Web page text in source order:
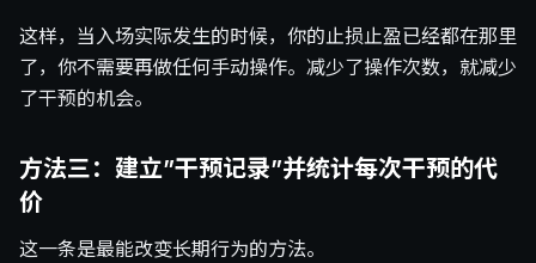
这样，当入场实际发生的时候，你的止损止盈已经都在那里
了，你不需要再做任何手动操作。减少了操作次数，就减少
了干预的机会。
方法三：建立”干预记录”并统计每次干预的代
价
这一条是最能改变长期行为的方法。